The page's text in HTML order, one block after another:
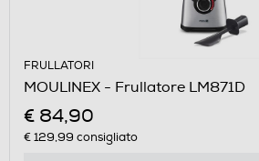
FRULLATORI
MOULINEX - Frullatore LM871D
€ 84,90
€ 129,99 consigliato